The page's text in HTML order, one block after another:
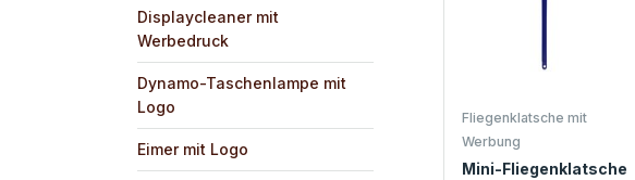
Displaycleaner mit
Werbedruck
Dynamo-Taschenlampe mit
Logo
Eimer mit Logo
Fliegenklatsche mit
Werbung
Mini-Fliegenklatsche